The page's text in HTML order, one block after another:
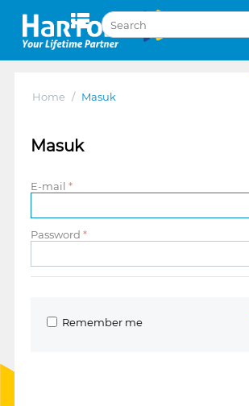
Home / Masuk
Masuk
E-mail
Password
Remember me